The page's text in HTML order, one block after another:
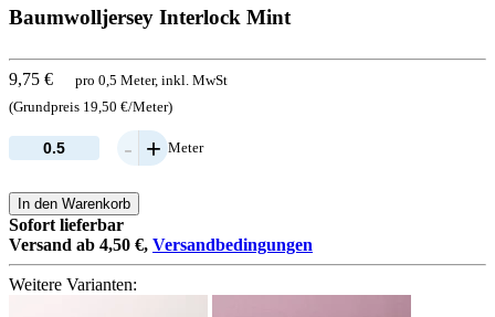
Baumwolljersey Interlock Mint
9,75 €
pro 0,5 Meter, inkl. MwSt
(Grundpreis 19,50 €/Meter)
- + Meter
In den Warenkorb
Sofort lieferbar
Versand ab 4,50 €, Versandbedingungen
Weitere Varianten: